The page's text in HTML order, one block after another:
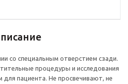
со специальным отверстием сзади.
процедуры и исследования
пациента. Не просвечивают, не